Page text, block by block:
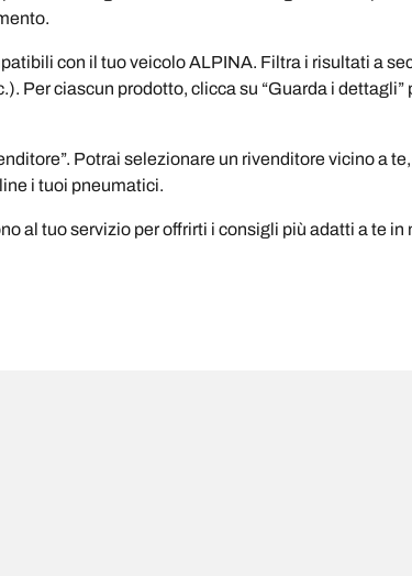
con il tuo veicolo ALPINA. Filtra i risultati a
Per ciascun prodotto, clicca su “Guarda i
Potrai selezionare un rivenditore vicino a
i tuoi pneumatici.
al tuo servizio per offrirti i consigli più adatti a te